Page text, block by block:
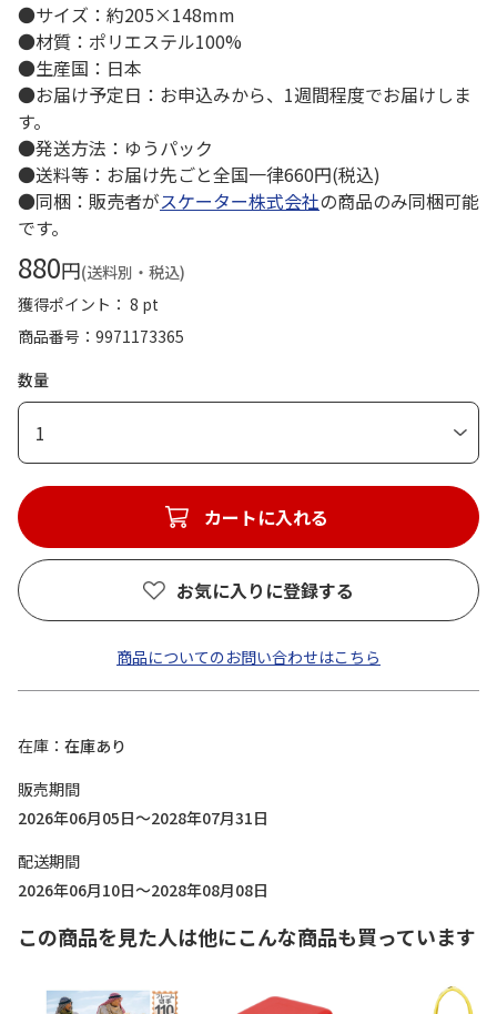
●サイズ：約205×148mm
●材質：ポリエステル100%
●生産国：日本
●お届け予定日：お申込みから、1週間程度でお届けしま
す。
●発送方法：ゆうパック
●送料等：お届け先ごと全国一律660円(税込)
●同梱：販売者がスケーター株式会社の商品のみ同梱可能
です。
880円(送料別・税込)
獲得ポイント： 8 pt
商品番号
9971173365
数量
1
カートに入れる
お気に入りに登録する
商品についてのお問い合わせはこちら
在庫
在庫あり
販売期間
2026年06月05日～2028年07月31日
配送期間
2026年06月10日～2028年08月08日
この商品を見た人は他にこんな商品も買っています